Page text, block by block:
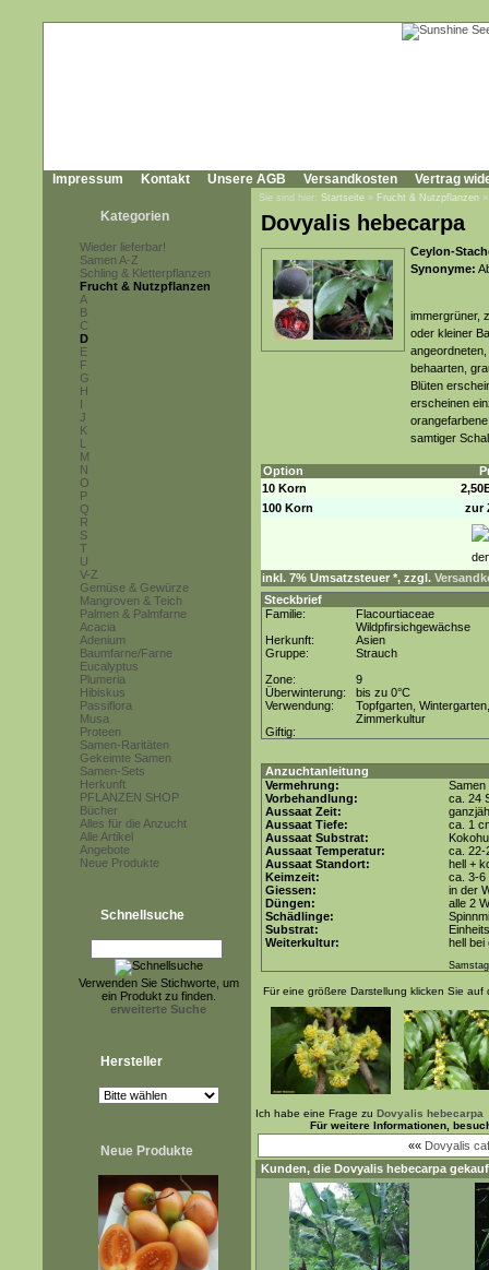
Impressum Kontakt Unsere AGB Versandkosten Vertrag
Kategorien
Wieder lieferbar!
Samen A-Z
Schling & Kletterpflanzen
Frucht & Nutzpflanzen
A
B
C
D
E
F
G
H
I
J
K
L
M
N
O
P
Q
R
S
T
U
V-Z
Gemüse & Gewürze
Mangroven & Teich
Palmen & Palmfarne
Acacia
Adenium
Baumfarne/Farne
Eucalyptus
Plumeria
Hibiskus
Passiflora
Musa
Proteen
Samen-Raritäten
Gekeimte Samen
Samen-Sets
Herkunft
PFLANZEN SHOP
Bücher
Alles für die Anzucht
Alle Artikel
Angebote
Neue Produkte
Schnellsuche
Verwenden Sie Stichworte, um
ein Produkt zu finden.
erweiterte Suche
Hersteller
Neue Produkte
Sie sind hier: Startseite » Frucht & Nutzpflanzen
Dovyalis hebecarpa
Ceylon-
Synonyme:
immergrüner,
oder kleiner
behaarten,
Blüten
erscheinen
samtiger
Option
10 Korn
100 Korn
zur
inkl. 7% Umsatzsteuer *, zzgl.
Steckbrief
Familie:
Flacourtiaceae
Wildpfirsichgewächse
Herkunft:
Asien
Gruppe:
Strauch
Zone:
9
Überwinterung:
bis zu 0°C
Verwendung:
Topfgarten, Wintergarten,
Zimmerkultur
Giftig:
Anzuchtanleitung
Vermehrung:
Samen
Vorbehandlung:
ca. 24
Aussaat Zeit:
Aussaat Tiefe:
ca. 1
Aussaat Substrat:
Aussaat Temperatur:
ca. 22-
Aussaat Standort:
hell +
Keimzeit:
ca. 3-6
Giessen:
in der
Düngen:
alle 2
Schädlinge:
Substrat:
Weiterkultur:
hell bei
Für eine größere Darstellung klicken Sie auf
Ich habe eine Frage zu Dovyalis hebecarpa
Für weitere Informationen,
«« Dovyalis
Kunden, die Dovyalis hebecarpa